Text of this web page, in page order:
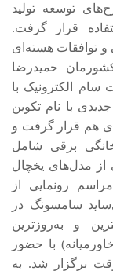
توسعه تولید
قرار گرفت.
توافقات هسته‌ای
حمیدرضا
الکترونیک با
با نام تکوین
هم قرار گرفت و
برقی شامل
مدل‌های یخچال
شد. همچنین شهریور سال 95 مراسم رونمایی از
سامسونگ در
و به‌روزترین
با حضور
برگزار شد. به